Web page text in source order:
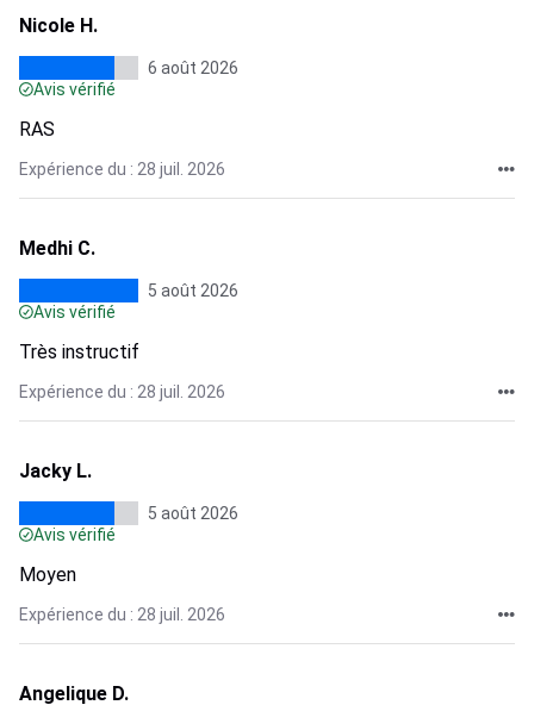
Nicole H.
6 août 2026
Avis vérifié
RAS
Expérience du : 28 juil. 2026
Medhi C.
5 août 2026
Avis vérifié
Très instructif
Expérience du : 28 juil. 2026
Jacky L.
5 août 2026
Avis vérifié
Moyen
Expérience du : 28 juil. 2026
Angelique D.